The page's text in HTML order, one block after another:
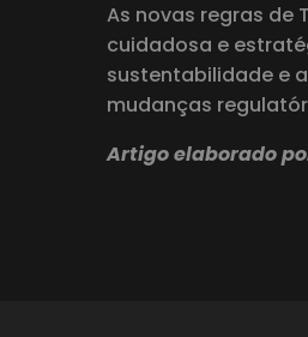
As novas regras de
cuidadosa e
sustentabilidade e
mudanças
Artigo elaborado